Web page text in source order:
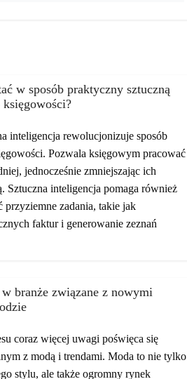
w sposób praktyczny sztuczną
inteligencja rewolucjonizuje sposób
Pozwala księgowym pracować
jednocześnie zmniejszając ich
Sztuczna inteligencja pomaga również
przyziemne zadania, takie jak
faktur i generowanie zeznań
branże związane z nowymi
coraz więcej uwagi poświęca się
z modą i trendami. Moda to nie tylko
stylu, ale także ogromny rynek